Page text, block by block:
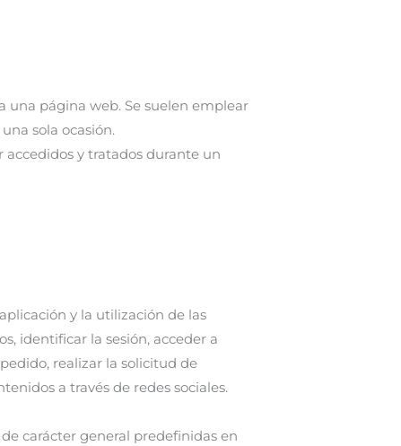
una página web. Se suelen emplear
sola ocasión.
y tratados durante un
y la utilización de las
identificar la sesión, acceder a
realizar la solicitud de
a través de redes sociales.
carácter general predefinidas en